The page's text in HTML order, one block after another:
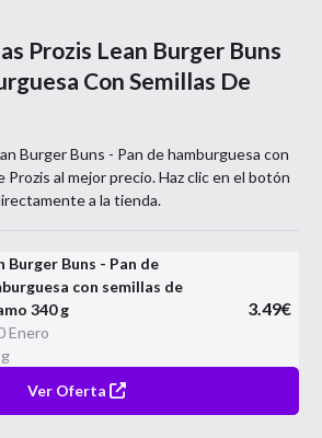
Prozis Lean Burger Buns
Con Semillas De
Burger Buns - Pan de hamburguesa con
Prozis al mejor precio. Haz clic en el botón
a la tienda.
Burger Buns - Pan de
con semillas de
340 g
Enero
g
3.49€
Ver Oferta